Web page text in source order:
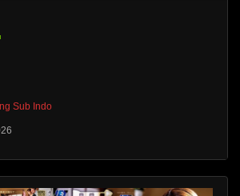
Sub Indo